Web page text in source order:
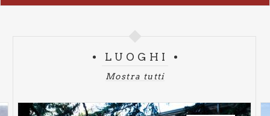
LUOGHI
Mostra tutti